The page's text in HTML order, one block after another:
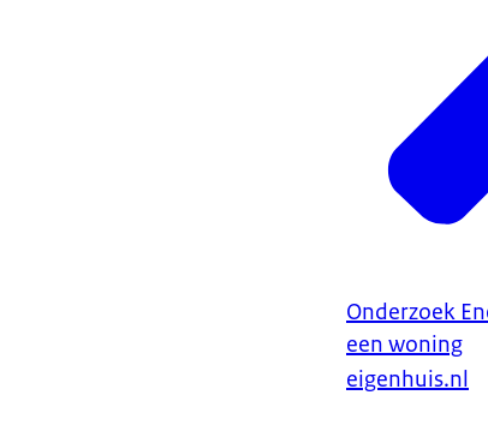
Onderzoek
een woning
eigenhuis.nl